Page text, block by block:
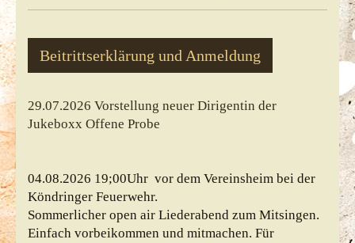
Beitrittserklärung und Anmeldung
29.07.2026 Vorstellung neuer Dirigentin der
Jukeboxx Offene Probe
04.08.2026 19;00Uhr vor dem Vereinsheim bei der
Köndringer Feuerwehr.
Sommerlicher open air Liederabend zum Mitsingen.
Einfach vorbeikommen und mitmachen. Für